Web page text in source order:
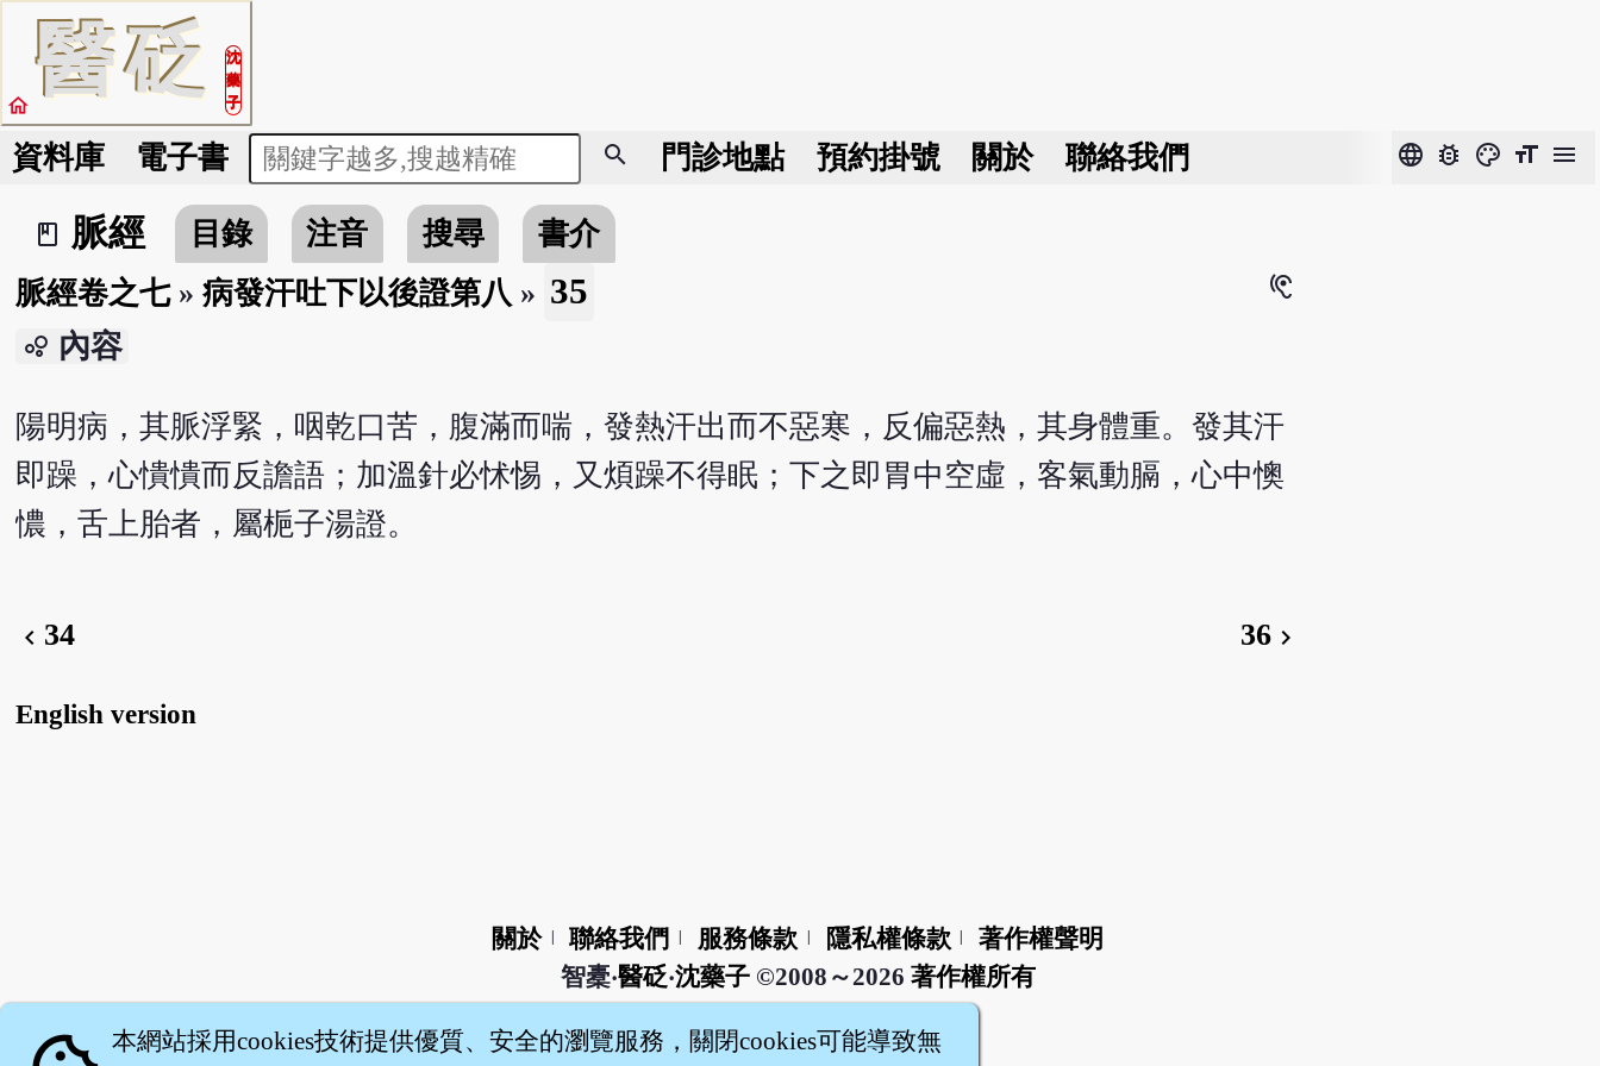
醫砭
沈
藥
子
home
資料庫 電子書 search 門診地點 預約掛號 關於 聯絡我們 language bug_report color_lens format_size menu
book_2
脈經 目錄 注音 搜尋
書介
脈經卷之七» 病發汗吐下以後證第八 » 35 hearing
bubble_chart 內容
陽明病，其脈浮緊，咽乾口苦，腹滿而喘，發熱汗出而不惡寒，反偏惡熱，其身體重。發其汗
即躁，心憒憒而反譫語；加溫針必怵惕，又煩躁不得眠；下之即胃中空虛，客氣動膈，心中懊
憹，舌上胎者，屬梔子湯證。
chevron_left 34 36chevron_right
English version
關於 聯絡我們 服務條款 隱私權條款
著作權聲明
智橐‧醫砭‧沈藥子©2008～2026 著作權所有
本網站採用cookies技術提供優質、安全的瀏覽服務，關閉cookies可能導致無